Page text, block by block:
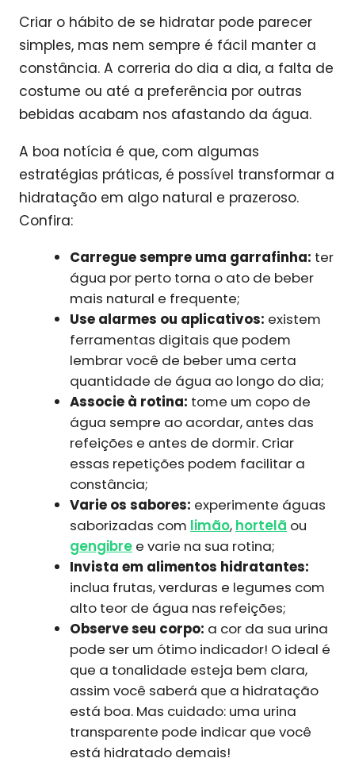
Criar o hábito de se hidratar pode parecer
simples, mas nem sempre é fácil manter a
constância. A correria do dia a dia, a falta de
costume ou até a preferência por outras
bebidas acabam nos afastando da água.
A boa notícia é que, com algumas
estratégias práticas, é possível transformar a
hidratação em algo natural e prazeroso.
Confira:
Carregue sempre uma garrafinha: ter
água por perto torna o ato de beber
mais natural e frequente;
Use alarmes ou aplicativos: existem
ferramentas digitais que podem
lembrar você de beber uma certa
quantidade de água ao longo do dia;
Associe à rotina: tome um copo de
água sempre ao acordar, antes das
refeições e antes de dormir. Criar
essas repetições podem facilitar a
constância;
Varie os sabores: experimente águas
saborizadas com limão, hortelã ou
gengibre e varie na sua rotina;
Invista em alimentos hidratantes:
inclua frutas, verduras e legumes com
alto teor de água nas refeições;
Observe seu corpo: a cor da sua urina
pode ser um ótimo indicador! O ideal é
que a tonalidade esteja bem clara,
assim você saberá que a hidratação
está boa. Mas cuidado: uma urina
transparente pode indicar que você
está hidratado demais!